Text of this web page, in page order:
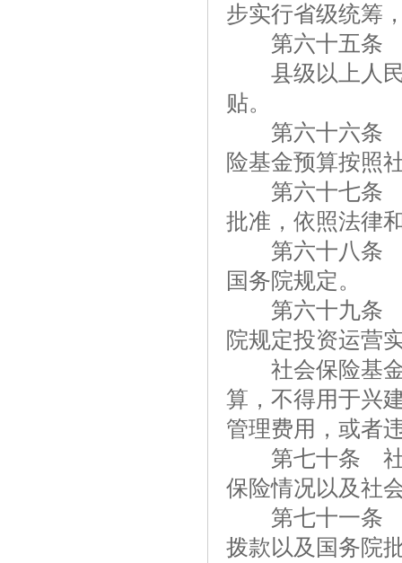
步实行省级统筹
第六十五条 社
县级以上人民
贴。
第六十六条 社
险基金预算按照
第六十七条 社
批准，依照法律
第六十八条 社
国务院规定。
第六十九条 社
院规定投资运营
社会保险基金
算，不得用于兴
管理费用，或者
第七十条 社会
保险情况以及社
第七十一条 国
拨款以及国务院